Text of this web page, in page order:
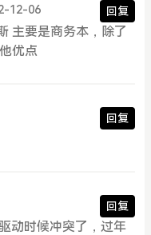
12-06 回复
主要是商务本，除了
优点
回复
回复
动时候冲突了，过年